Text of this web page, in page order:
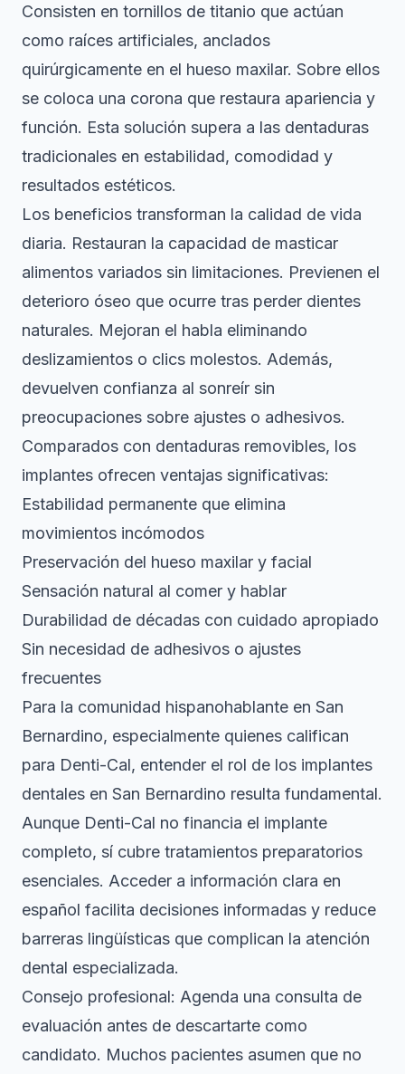
Consisten en tornillos de titanio que actúan
como raíces artificiales, anclados
quirúrgicamente en el hueso maxilar. Sobre ellos
se coloca una corona que restaura apariencia y
función. Esta solución supera a las dentaduras
tradicionales en estabilidad, comodidad y
resultados estéticos.
Los beneficios transforman la calidad de vida
diaria. Restauran la capacidad de masticar
alimentos variados sin limitaciones. Previenen el
deterioro óseo que ocurre tras perder dientes
naturales. Mejoran el habla eliminando
deslizamientos o clics molestos. Además,
devuelven confianza al sonreír sin
preocupaciones sobre ajustes o adhesivos.
Comparados con dentaduras removibles, los
implantes ofrecen ventajas significativas:
Estabilidad permanente que elimina
movimientos incómodos
Preservación del hueso maxilar y facial
Sensación natural al comer y hablar
Durabilidad de décadas con cuidado apropiado
Sin necesidad de adhesivos o ajustes
frecuentes
Para la comunidad hispanohablante en San
Bernardino, especialmente quienes califican
para Denti-Cal, entender el rol de los implantes
dentales en San Bernardino resulta fundamental.
Aunque Denti-Cal no financia el implante
completo, sí cubre tratamientos preparatorios
esenciales. Acceder a información clara en
español facilita decisiones informadas y reduce
barreras lingüísticas que complican la atención
dental especializada.
Consejo profesional: Agenda una consulta de
evaluación antes de descartarte como
candidato. Muchos pacientes asumen que no